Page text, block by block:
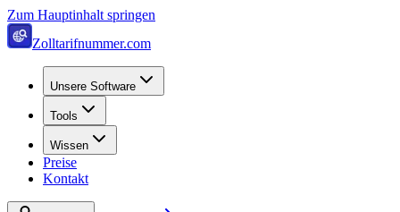
Zum Hauptinhalt springen
Zolltarifnummer.com
Unsere Software
Tools
Wissen
Preise
Kontakt